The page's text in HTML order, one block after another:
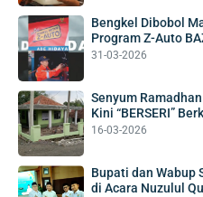
Bengkel Dibobol
Program Z-Auto
31-03-2026
Senyum
Kini “BERSERI”
16-03-2026
Bupati dan Wabup
di Acara Nuzulul